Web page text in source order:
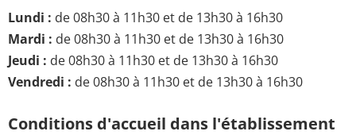
Lundi : de 08h30 à 11h30 et de 13h30 à 16h30
Mardi : de 08h30 à 11h30 et de 13h30 à 16h30
Jeudi : de 08h30 à 11h30 et de 13h30 à 16h30
Vendredi : de 08h30 à 11h30 et de 13h30 à 16h30
Conditions d'accueil dans l'établissement